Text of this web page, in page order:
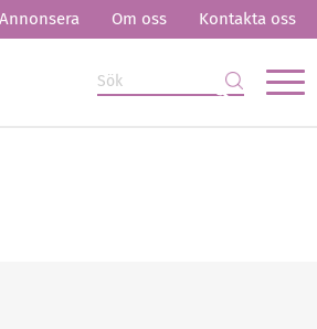
Annonsera Om oss Kontakta oss